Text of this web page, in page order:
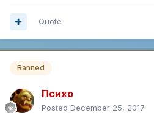
Quote
Banned
Психо
Posted December 25, 2017